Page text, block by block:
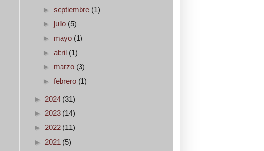
► septiembre (1)
► julio (5)
► mayo (1)
► abril (1)
► marzo (3)
► febrero (1)
► 2024 (31)
► 2023 (14)
► 2022 (11)
► 2021 (5)